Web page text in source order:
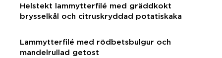
Helstekt lammytterfilé med gräddkokt
brysselkål och citruskryddad potatiskaka
Lammytterfilé med rödbetsbulgur och
mandelrullad getost